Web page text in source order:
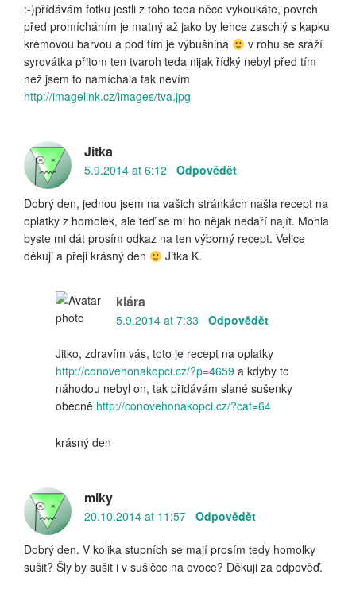
:-)přídávám fotku jestli z toho teda něco vykoukáte, povrch
před promícháním je matný až jako by lehce zaschlý s kapku
krémovou barvou a pod tím je výbušnina
v rohu se sráží
syrovátka přitom ten tvaroh teda nijak řídký nebyl před tím
než jsem to namíchala tak nevím
http://imagelink.cz/images/tva.jpg
Jitka
5.9.2014 at 6:12 Odpovědět
Dobrý den, jednou jsem na vašich stránkách našla recept na
oplatky z homolek, ale teď se mi ho nějak nedaří najít. Mohla
byste mi dát prosím odkaz na ten výborný recept. Velice
děkuji a přeji krásný den
Jitka K.
klára
5.9.2014 at 7:33 Odpovědět
Jitko, zdravím vás, toto je recept na oplatky
http://conovehonakopci.cz/?p=4659 a kdyby to
náhodou nebyl on, tak přidávám slané sušenky
obecně http://conovehonakopci.cz/?cat=64
krásný den
miky
20.10.2014 at 11:57 Odpovědět
Dobrý den. V kolika stupních se mají prosím tedy homolky
sušit? Šly by sušit i v sušičce na ovoce? Děkuji za odpověď.